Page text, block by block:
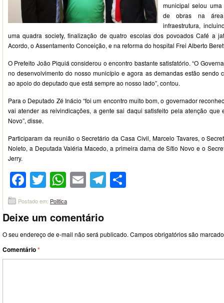
municipal selou
de obras na
infraestrutura,
uma quadra society, finalização de quatro escolas dos povoados Café a
Acordo, o Assentamento Conceição, e na reforma do hospital Frei Alberto
O Prefeito João Piquiá considerou o encontro bastante satisfatório. “O
no desenvolvimento do nosso município e agora as demandas estão sendo
ao apoio do deputado que está sempre ao nosso lado”, contou.
Para o Deputado Zé Inácio “foi um encontro muito bom, o governador
vai atender as reivindicações, a gente sai daqui satisfeito pela atenção
Novo”, disse.
Participaram da reunião o Secretário da Casa Civil, Marcelo Tavares, o
Noleto, a Deputada Valéria Macedo, a primeira dama de Sítio Novo e o
Jerry.
Facebook
Twitter
WhatsApp
EmailTelegram
Postado em: Politica
Deixe um comentário
O seu endereço de e-mail não será publicado. Campos obrigatórios são
Comentário*